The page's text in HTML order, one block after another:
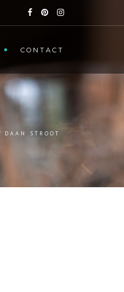
CONTACT
DAAN STROOT